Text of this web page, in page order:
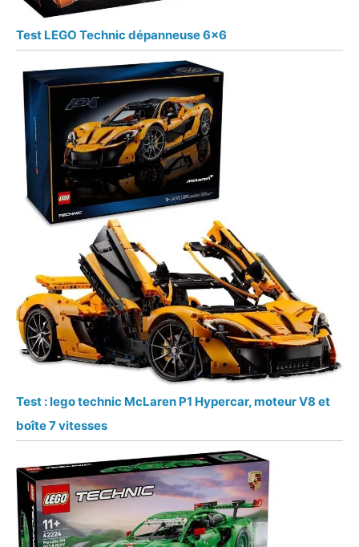
Test LEGO Technic dépanneuse 6×6
Test : lego technic McLaren P1 Hypercar, moteur V8 et
boîte 7 vitesses